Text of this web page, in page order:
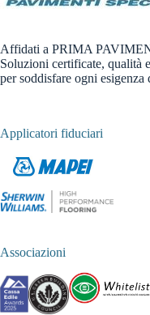
Affidati a PRIMA
Soluzioni certificate, qualità
per soddisfare ogni esigenza
Applicatori fiduciari
Associazioni